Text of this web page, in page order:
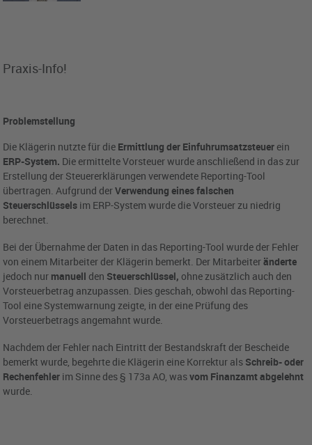
Praxis-Info!
Problemstellung
Die Klägerin nutzte für die Ermittlung der Einfuhrumsatzsteuer ein
ERP-System. Die ermittelte Vorsteuer wurde anschließend in das zur
Erstellung der Steuererklärungen verwendete Reporting-Tool
übertragen. Aufgrund derVerwendung eines falschen
Steuerschlüssels im ERP-System wurde die Vorsteuer zu niedrig
berechnet.
Bei der Übernahme der Daten in das Reporting-Tool wurde der Fehler
von einem Mitarbeiter der Klägerin bemerkt. Der Mitarbeiteränderte
jedoch nur manuell den Steuerschlüssel, ohne zusätzlich auch den
Vorsteuerbetrag anzupassen. Dies geschah, obwohl das Reporting-
Tool eine Systemwarnung zeigte, in der eine Prüfung des
Vorsteuerbetrags angemahnt wurde.
Nachdem der Fehler nach Eintritt der Bestandskraft der Bescheide
bemerkt wurde, begehrte die Klägerin eine Korrektur als Schreib- oder
Rechenfehler im Sinne des § 173a AO, wasvom Finanzamt abgelehnt
wurde.